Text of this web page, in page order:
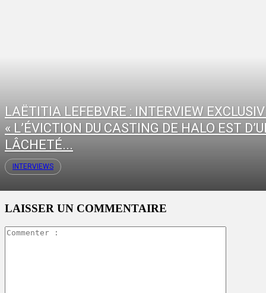
LAËTITIA LEFEBVRE : INTERVIEW
« L’ÉVICTION DU CASTING DE HALO EST
LÂCHETÉ...
INTERVIEWS
LAISSER UN COMMENTAIRE